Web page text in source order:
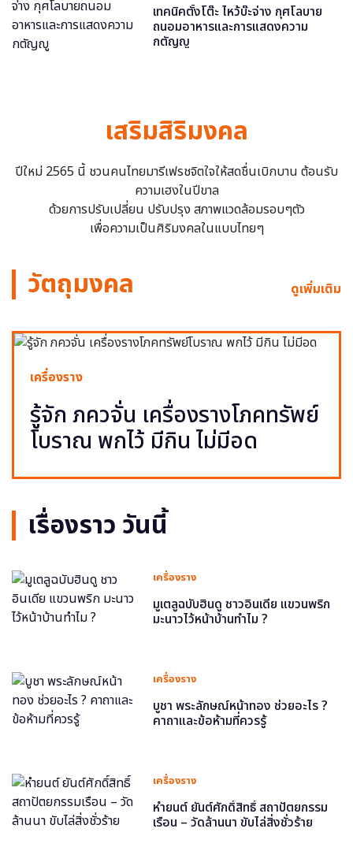
เทคนิคตั้งโต๊ะ ไหว้บ๊ะจ่าง กุศโลบาย
ถนอมอาหารและการแสดงความ
กตัญญู
เสริมสิริมงคล
ปีใหม่ 2565 นี้ ชวนคนไทยมารีเฟรชจิตใจให้สดชื่นเบิกบาน ต้อนรับ
ความเฮงในปีขาล
ด้วยการปรับเปลี่ยน ปรับปรุง สภาพแวดล้อมรอบๆตัว
เพื่อความเป็นศิริมงคลในแบบไทยๆ
วัตถุมงคล ดูเพิ่มเติม
เครื่องราง
รู้จัก ภควจั่น เครื่องรางโภคทรัพย์
โบราณ พกไว้ มีกิน ไม่มีอด
เรื่องราว วันนี้
เครื่องราง
มูเตลูฉบับฮินดู ชาวอินเดีย แขวนพริก
มะนาวไว้หน้าบ้านทำไม ?
เครื่องราง
บูชา พระลักษณ์หน้าทอง ช่วยอะไร ?
คาถาและข้อห้ามที่ควรรู้
เครื่องราง
หำยนต์ ยันต์ศักดิ์สิทธิ์ สถาปัตยกรรม
เรือน – วัดล้านนา ขับไล่สิ่งชั่วร้าย